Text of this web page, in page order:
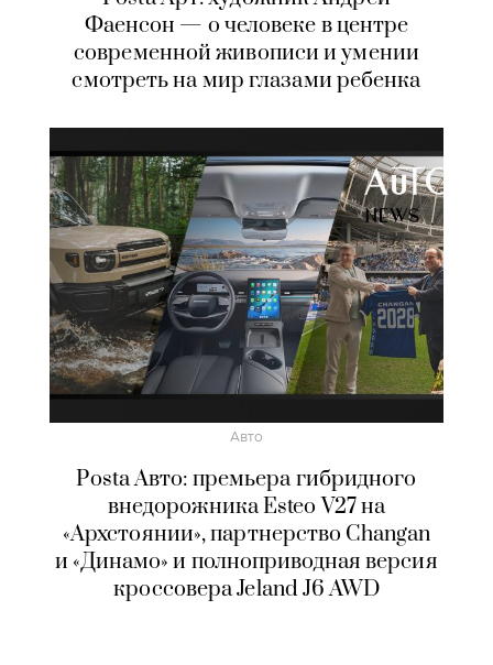
Фаенсон — о человеке в центре
современной живописи и умении
смотреть на мир глазами ребенка
Авто
Posta Авто: премьера гибридного
внедорожника Esteo V27 на
«Архстоянии», партнерство Changan
и «Динамо» и полноприводная версия
кроссовера Jeland J6 AWD